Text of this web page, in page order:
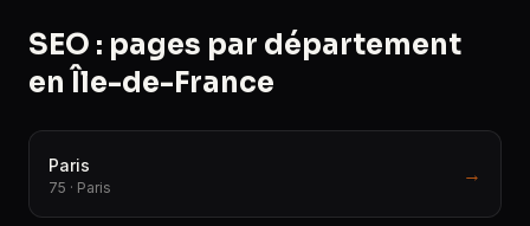
SEO : pages par département
en Île-de-France
Paris
75 · Paris
→